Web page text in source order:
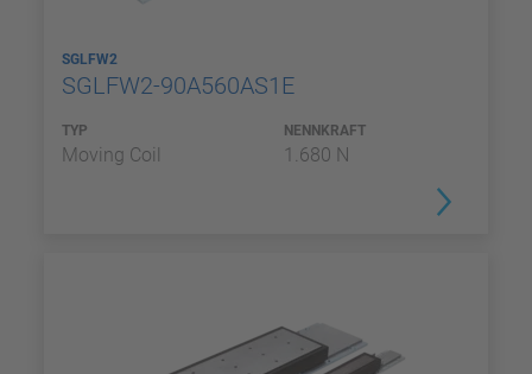
SGLFW2
SGLFW2-90A560AS1E
TYP
Moving Coil
NENNKRAFT
1.680 N